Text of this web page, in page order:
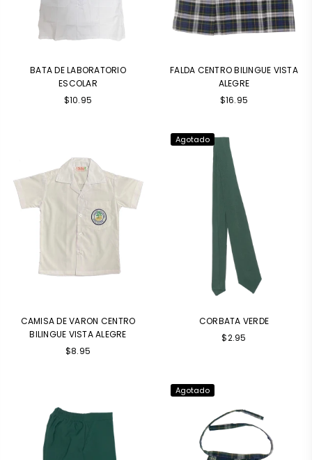
BATA DE LABORATORIO
ESCOLAR
$10.95
FALDA CENTRO BILINGUE VISTA
ALEGRE
$16.95
CAMISA DE VARON CENTRO
BILINGUE VISTA ALEGRE
$8.95
Agotado
CORBATA VERDE
Precio
$2.95
Agotado